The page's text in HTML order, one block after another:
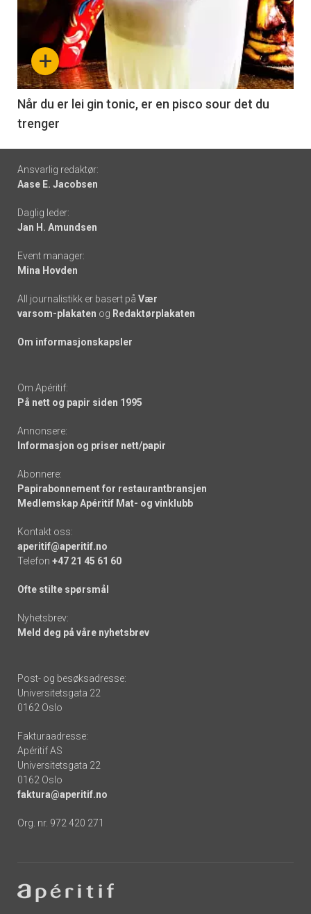
akkurat
nå
-
6
+
Når du er lei gin tonic, er en pisco sour det du
trenger
Footer
-
links
Ansvarlig redaktør:
Aase E. Jacobsen
Daglig leder:
Jan H. Amundsen
Event manager:
Mina Hovden
All journalistikk er basert på Vær
varsom-plakaten og Redaktørplakaten
Om informasjonskapsler
Om Apéritif:
På nett og papir siden 1995
Annonsere:
Informasjon og priser nett/papir
Abonnere:
Papirabonnement for restaurantbransjen
Medlemskap Apéritif Mat- og vinklubb
Kontakt oss:
aperitif@aperitif.no
Telefon +47 21 45 61 60
Ofte stilte spørsmål
Nyhetsbrev:
Meld deg på våre nyhetsbrev
Post- og besøksadresse:
Universitetsgata 22
0162 Oslo
Fakturaadresse:
Apéritif AS
Universitetsgata 22
0162 Oslo
faktura@aperitif.no
Org. nr. 972 420 271
-